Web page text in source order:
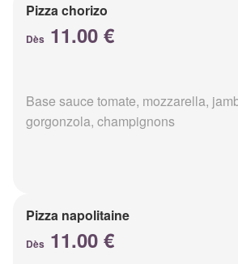
Pizza chorizo
Dès 11.00 €
Base sauce tomate, mozzarella,
gorgonzola, champignons
Pizza napolitaine
Dès 11.00 €